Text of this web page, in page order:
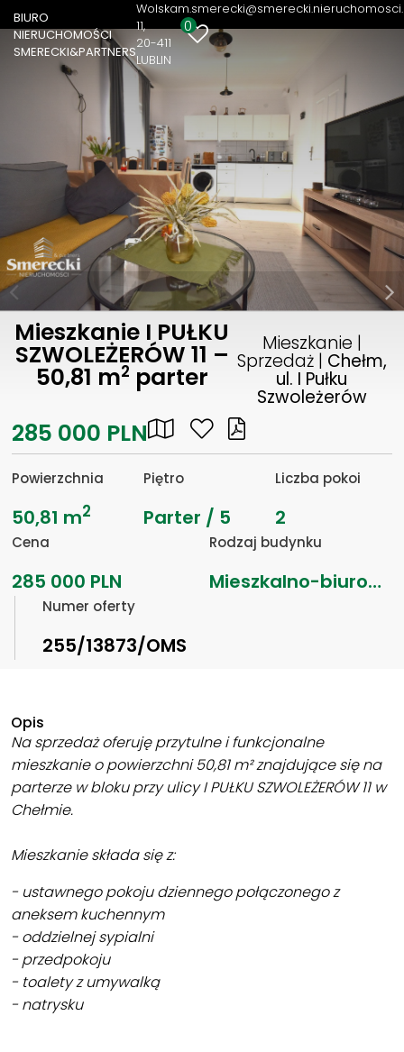
BIURO
NIERUCHOMOŚCI
SMERECKI&PARTNERS
Wolska
11
20-411
LUBLIN
0
Mieszkanie I PUŁKU
SZWOLEŻERÓW 11 –
50,81 m2 parter
Mieszkanie |
Sprzedaż | Chełm,
ul. I Pułku
Szwoleżerów
285 000 PLN
Powierzchnia
50,81 m2
Piętro
Parter / 5
Liczba pokoi
2
Cena
285 000 PLN
Rodzaj budynku
Mieszkalno-biurowy
Numer oferty
255/13873/OMS
Opis
Na sprzedaż oferuję przytulne i funkcjonalne
mieszkanie o powierzchni 50,81 m² znajdujące się na
parterze w bloku przy ulicy I PUŁKU SZWOLEŻERÓW 11 w
Chełmie.
Mieszkanie składa się z:
- ustawnego pokoju dziennego połączonego z
aneksem kuchennym
- oddzielnej sypialni
- przedpokoju
- toalety z umywalką
- natrysku